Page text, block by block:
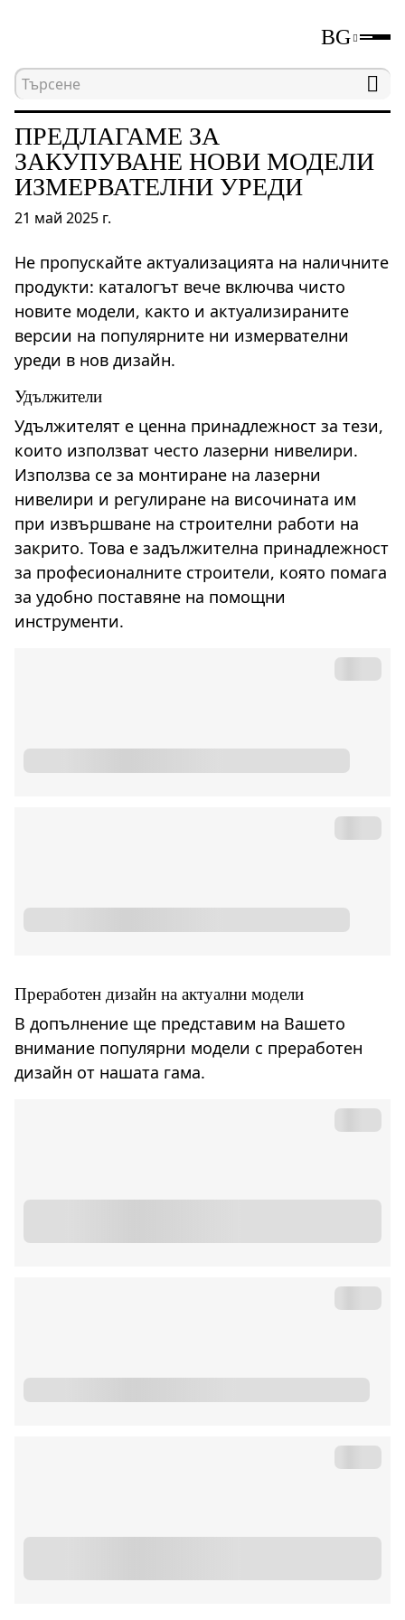
BG
Начална страница Предлагаме за
ПРЕДЛАГАМЕ ЗА
ЗАКУПУВАНЕ НОВИ МОДЕЛИ
ИЗМЕРВАТЕЛНИ УРЕДИ
21 май 2025 г.
Не пропускайте актуализацията на наличните
продукти: каталогът вече включва чисто
новите модели, както и актуализираните
версии на популярните ни измервателни
уреди в нов дизайн.
Удължители
Удължителят е ценна принадлежност за тези,
които използват често лазерни нивелири.
Използва се за монтиране на лазерни
нивелири и регулиране на височината им
при извършване на строителни работи на
закрито. Това е задължителна принадлежност
за професионалните строители, която помага
за удобно поставяне на помощни
инструменти.
Преработен дизайн на актуални модели
В допълнение ще представим на Вашето
внимание популярни модели с преработен
дизайн от нашата гама.